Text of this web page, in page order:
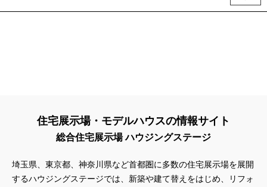
住宅展示場・モデルハウスの情報サイト
総合住宅展示場 ハウジングステージ
埼玉県、東京都、神奈川県など首都圏に多数の住宅展示場を展開
するハウジングステージでは、新築や建て替えをはじめ、リフォ